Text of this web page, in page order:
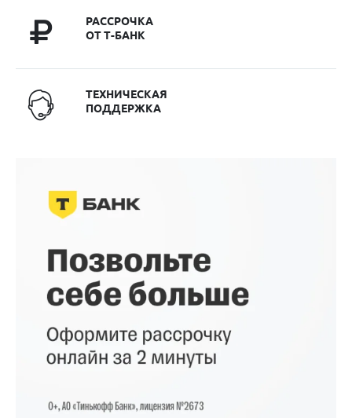
РАССРОЧКА
ОТ Т-БАНК
ТЕХНИЧЕСКАЯ
ПОДДЕРЖКА